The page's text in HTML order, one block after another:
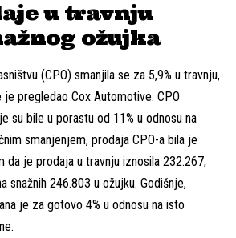
u travnju
ožujka
(CPO) smanjila se za 5,9% u travnju,
pregledao Cox Automotive. CPO
su bile u porastu od 11% u odnosu na
smanjenjem, prodaja CPO-a bila je
da je prodaja u travnju iznosila 232.267,
snažnih 246.803 u ožujku. Godišnje,
je za gotovo 4% u odnosu na isto